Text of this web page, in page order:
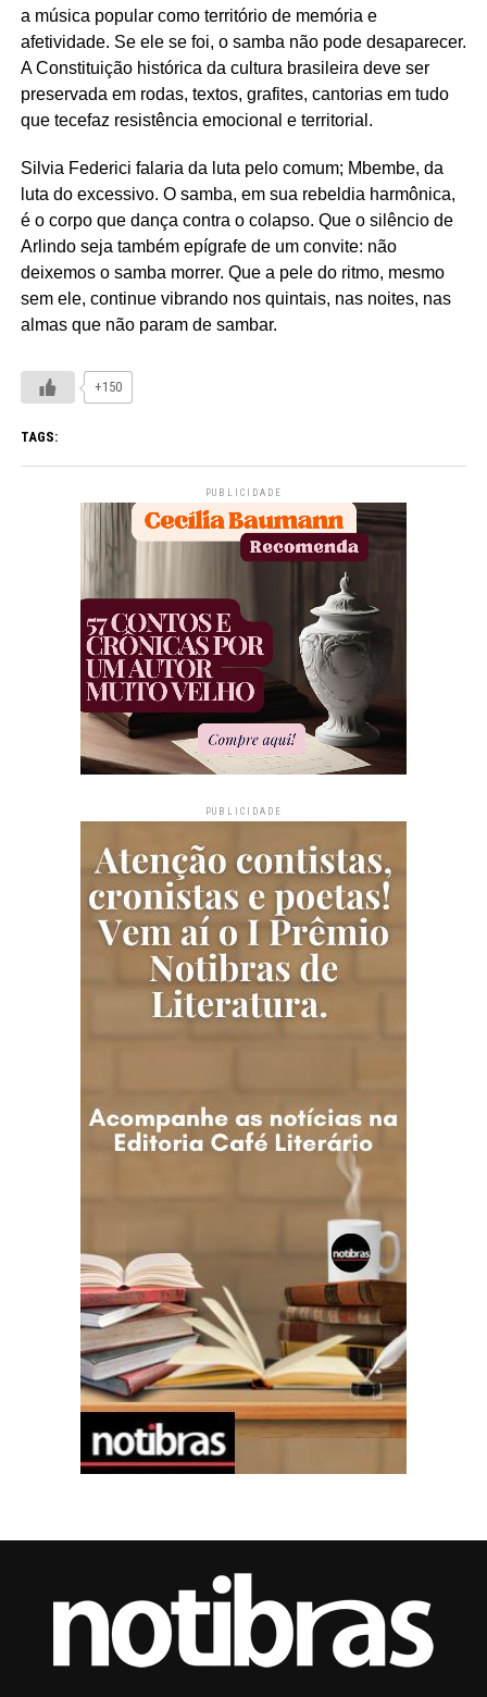
a música popular como território de memória e
afetividade. Se ele se foi, o samba não pode desaparecer.
A Constituição histórica da cultura brasileira deve ser
preservada em rodas, textos, grafites, cantorias em tudo
que tecefaz resistência emocional e territorial.
Silvia Federici falaria da luta pelo comum; Mbembe, da
luta do excessivo. O samba, em sua rebeldia harmônica,
é o corpo que dança contra o colapso. Que o silêncio de
Arlindo seja também epígrafe de um convite: não
deixemos o samba morrer. Que a pele do ritmo, mesmo
sem ele, continue vibrando nos quintais, nas noites, nas
almas que não param de sambar.
+150
TAGS:
PUBLICIDADE
PUBLICIDADE